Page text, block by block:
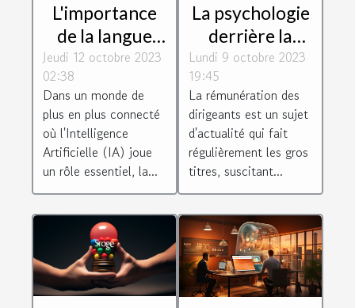
L'importance
de la langue
française dans
le monde de
l'IA
Jeudi 12 octobre 2023
02:38
Dans un monde de
plus en plus connecté
où l'Intelligence
Artificielle (IA) joue
un rôle essentiel, la...
La psychologie
derrière la
rémunération
des dirigeants :
motivation ou
récompense ?
Lundi 9 octobre 2023
19:45
La rémunération des
dirigeants est un sujet
d'actualité qui fait
régulièrement les gros
titres, suscitant...